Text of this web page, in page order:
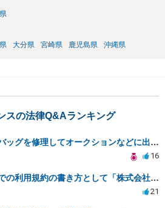
大分県 宮崎県 鹿児島県 沖縄県
スの法律Q&Aランキング
ブランド物の靴やバッグを修理してオークションなどに出品したりすることは商標権の侵害にあたりますか？
16
個人webサービスでの利用規約の書き方として「株式会社○○（以下当社）」と違う表現はありますか？
21